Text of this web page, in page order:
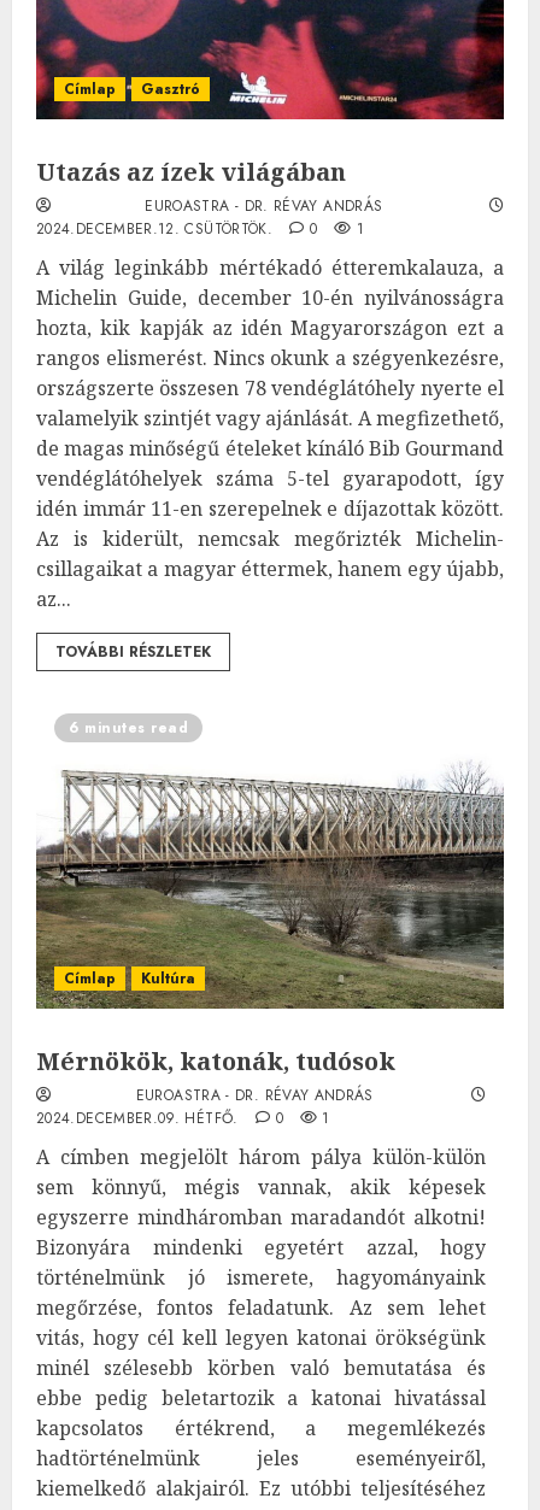
Címlap Gasztró
Utazás az ízek világában
EUROASTRA - DR. RÉVAY ANDRÁS
2024.DECEMBER.12. CSÜTÖRTÖK.
0 1
A világ leginkább mértékadó étteremkalauza, a
Michelin Guide, december 10-én nyilvánosságra
hozta, kik kapják az idén Magyarországon ezt a
rangos elismerést. Nincs okunk a szégyenkezésre,
országszerte összesen 78 vendéglátóhely nyerte el
valamelyik szintjét vagy ajánlását. A megfizethető,
de magas minőségű ételeket kínáló Bib Gourmand
vendéglátóhelyek száma 5-tel gyarapodott, így
idén immár 11-en szerepelnek e díjazottak között.
Az is kiderült, nemcsak megőrizték Michelin-
csillagaikat a magyar éttermek, hanem egy újabb,
az...
TOVÁBBI RÉSZLETEK
6 minutes read
Címlap Kultúra
Mérnökök, katonák, tudósok
EUROASTRA - DR. RÉVAY ANDRÁS
2024.DECEMBER.09. HÉTFŐ.
0 1
A címben megjelölt három pálya külön-külön
sem könnyű, mégis vannak, akik képesek
egyszerre mindháromban maradandót alkotni!
Bizonyára mindenki egyetért azzal, hogy
történelmünk jó ismerete, hagyományaink
megőrzése, fontos feladatunk. Az sem lehet
vitás, hogy cél kell legyen katonai örökségünk
minél szélesebb körben való bemutatása és
ebbe pedig beletartozik a katonai hivatással
kapcsolatos értékrend, a megemlékezés
hadtörténelmünk jeles eseményeiről,
kiemelkedő alakjairól. Ez utóbbi teljesítéséhez